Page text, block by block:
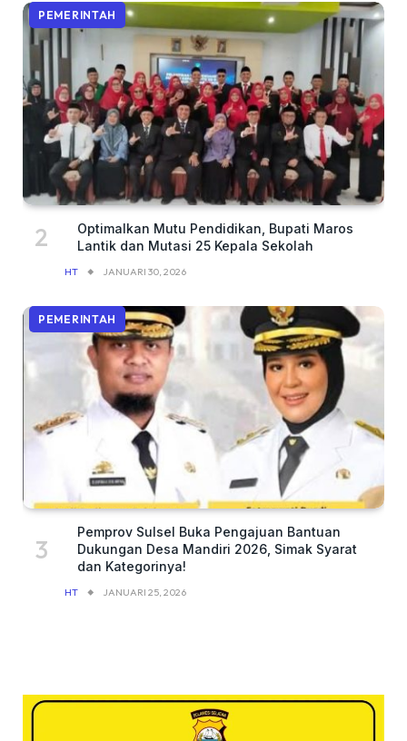
PEMERINTAH
Optimalkan Mutu Pendidikan, Bupati Maros
Lantik dan Mutasi 25 Kepala Sekolah
HT JANUARI 30, 2026
PEMERINTAH
Pemprov Sulsel Buka Pengajuan Bantuan
Dukungan Desa Mandiri 2026, Simak Syarat
dan Kategorinya!
HT JANUARI 25, 2026